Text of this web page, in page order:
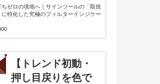
ちゼロの境地へ｜サインツールの「取捨
に特化した究極のフィルターインジケー
【トレンド初動・
押し目戻りを色で